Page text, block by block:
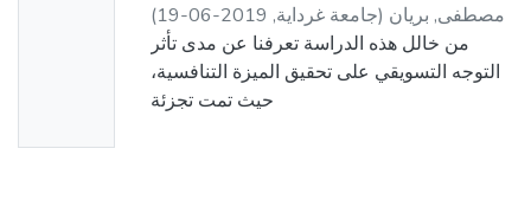
( جامعة غرداية,
2019-06-19 ) مصطفى, بريان
من خالل هذه الدراسة تعرفنا عن مدى تأثر
التوجه التسويقي على تحقيق الميزة التنافسية،
حيث تمت تجزئة